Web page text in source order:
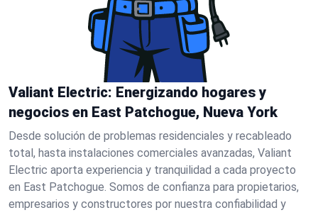
Valiant Electric: Energizando hogares y
negocios en East Patchogue, Nueva York
Desde solución de problemas residenciales y recableado
total, hasta instalaciones comerciales avanzadas, Valiant
Electric aporta experiencia y tranquilidad a cada proyecto
en East Patchogue. Somos de confianza para propietarios,
empresarios y constructores por nuestra confiabilidad y